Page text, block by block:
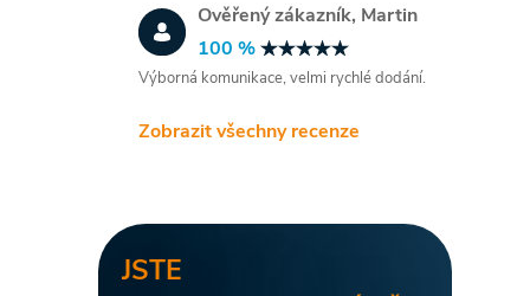
Ověřený zákazník, Martin
100 %
Výborná komunikace, velmi rychlé dodání.
Zobrazit všechny recenze
JSTE